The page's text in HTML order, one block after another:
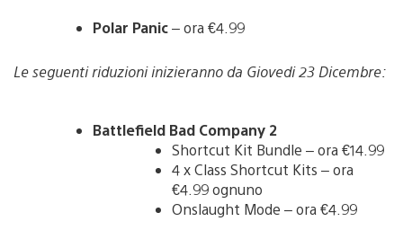
Polar Panic– ora €4.99
Le seguenti riduzioni inizieranno da Giovedi 23 Dicembre:
Battlefield Bad Company 2
Shortcut Kit Bundle – ora €14.99
4 x Class Shortcut Kits – ora
€4.99 ognuno
Onslaught Mode – ora €4.99